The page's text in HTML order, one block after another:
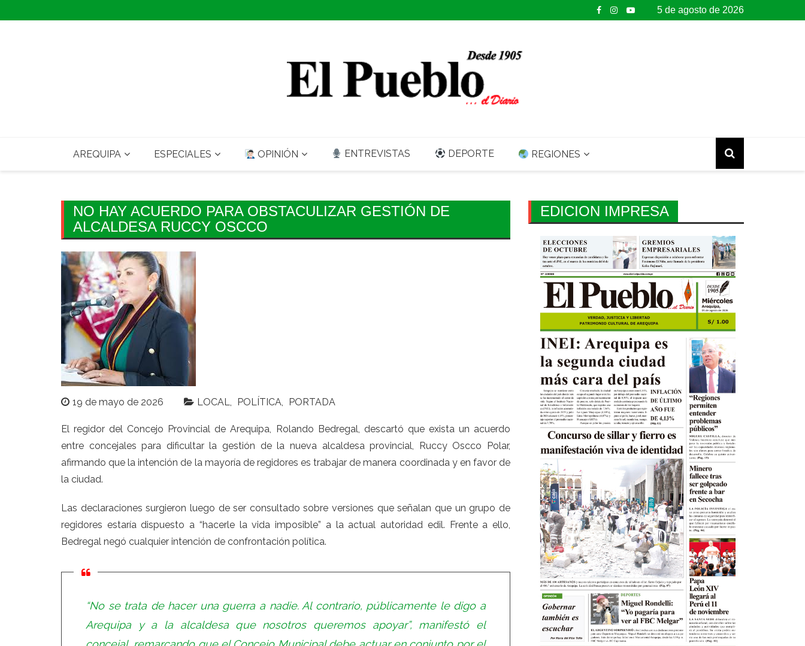
to
5 de agosto de 2026
AREQUIPA ESPECIALES OPINIÓN ENTREVISTAS DEPORTE REGIONES
NO HAY ACUERDO PARA OBSTACULIZAR GESTIÓN DE
ALCALDESA RUCCY OSCCO
19 de mayo de 2026 LOCAL POLÍTICA PORTADA
El regidor del Concejo Provincial de Arequipa, Rolando Bedregal, descartó que exista un acuerdo
entre concejales para dificultar la gestión de la nueva alcaldesa provincial, Ruccy Oscco Polar,
afirmando que la intención de la mayoría de regidores es trabajar de manera coordinada y en favor de
la ciudad.
Las declaraciones surgieron luego de ser consultado sobre versiones que señalan que un grupo de
regidores estaría dispuesto a “hacerle la vida imposible” a la actual autoridad edil. Frente a ello,
Bedregal negó cualquier intención de confrontación política.
“No se trata de hacer una guerra a nadie. Al contrario, públicamente le digo a
Arequipa y a la alcaldesa que nosotros queremos apoyar”, manifestó el
EDICION IMPRESA